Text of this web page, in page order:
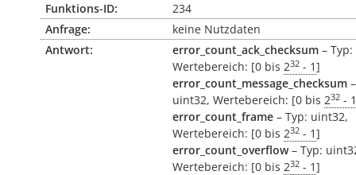
Funktions-ID:
234
Anfrage:
keine Nutzdaten
Antwort:
error_count_ack_checksum –
Wertebereich: [0 bis 232 - 1]
error_count_message_checksum
uint32, Wertebereich: [0 bis 232 - 1
error_count_frame – Typ: uint32,
Wertebereich: [0 bis 232 - 1]
error_count_overflow– Typ:
Wertebereich: [0 bis 232 - 1]